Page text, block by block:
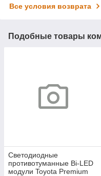
Все условия возврата
Подобные товары
Светодиодные
противотуманные Bi-LED
модули Toyota Premium